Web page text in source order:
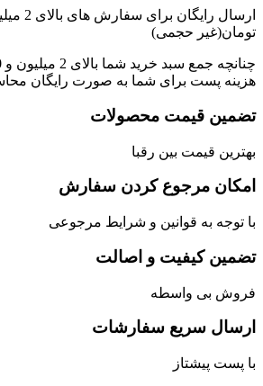
حجمی)
پست برای شما به صورت رایگان محاسبه
قیمت محصولات
قیمت بین رقبا
مرجوع کردن سفارش
به قوانین و شرایط مرجوعی
کیفیت و اصالت
بی واسطه
سریع سفارشات
پیشتاز